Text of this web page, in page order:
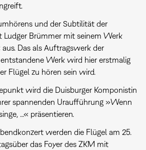
und der Subtilität der
Ludger Brümmer mit seinem Werk
Das als Auftragswerk der
Werk wird hier erstmalig
Flügel zu hören sein wird.
wird die Duisburger Komponistin
spannenden Uraufführung »Wenn
…« präsentieren.
werden die Flügel am 25.
das Foyer des ZKM mit